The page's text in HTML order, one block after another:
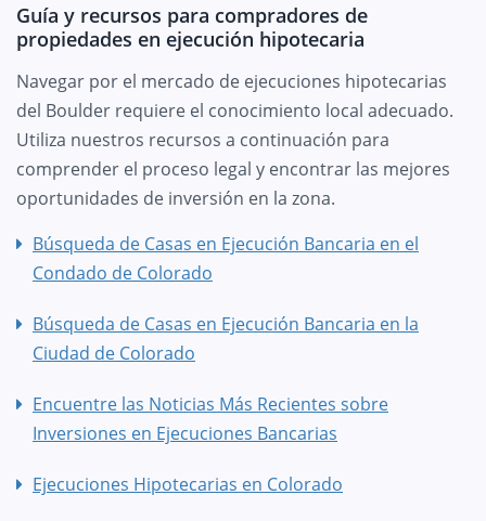
Guía y recursos para compradores de
propiedades en ejecución hipotecaria
Navegar por el mercado de ejecuciones hipotecarias
del Boulder requiere el conocimiento local adecuado.
Utiliza nuestros recursos a continuación para
comprender el proceso legal y encontrar las mejores
oportunidades de inversión en la zona.
Búsqueda de Casas en Ejecución Bancaria en el
Condado de Colorado
Búsqueda de Casas en Ejecución Bancaria en la
Ciudad de Colorado
Encuentre las Noticias Más Recientes sobre
Inversiones en Ejecuciones Bancarias
Ejecuciones Hipotecarias en Colorado